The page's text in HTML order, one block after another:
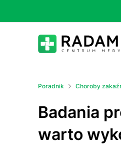
Poradnik Choroby
Badania
warto